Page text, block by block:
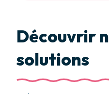
Découvrir
solutions